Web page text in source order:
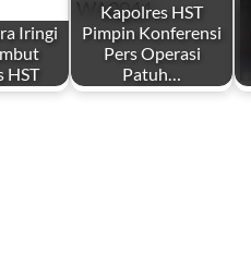
Iringi
HST
Kapolres HST
Pimpin Konferensi
Pers Operasi
Patuh…